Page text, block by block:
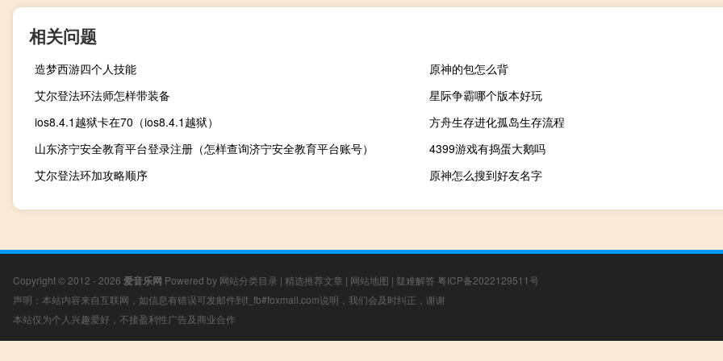
相关问题
造梦西游四个人技能
原神的包怎么背
艾尔登法环法师怎样带装备
星际争霸哪个版本好玩
ios8.4.1越狱卡在70（ios8.4.1越狱）
方舟生存进化孤岛生存流程
山东济宁安全教育平台登录注册（怎样查询济宁安全教育平台账号）
4399游戏有捣蛋大鹅吗
艾尔登法环加攻略顺序
原神怎么搜到好友名字
Copyright © 2012 - 2026 爱音乐网 Powered by 网站分类目录 | 精选推荐文章 | 网站地图 | 疑难解答 粤ICP备2022129511号
声明：本站内容来自互联网，如信息有错误可发邮件到f_fb#foxmail.com说明，我们会及时纠正，谢谢
本站仅为个人兴趣爱好，不接盈利性广告及商业合作